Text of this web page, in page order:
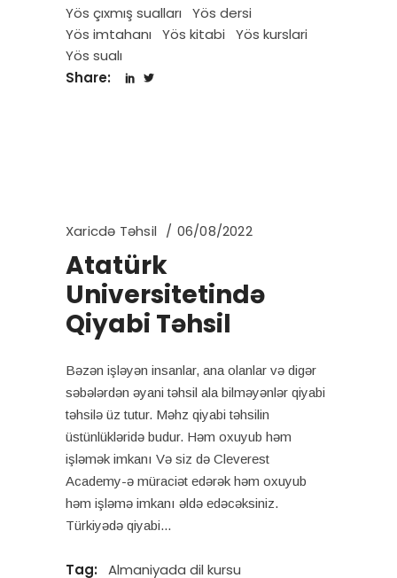
Yös çıxmış sualları
Yös dersi
Yös imtahanı
Yös kitabi
Yös kurslari
Yös sualı
Share:
Xaricdə Təhsil 06/08/2022
Atatürk
Universitetində
Qiyabi Təhsil
Bəzən işləyən insanlar, ana olanlar və digər
səbələrdən əyani təhsil ala bilməyənlər qiyabi
təhsilə üz tutur. Məhz qiyabi təhsilin
üstünlükləridə budur. Həm oxuyub həm
işləmək imkanı Və siz də Cleverest
Academy-ə müraciət edərək həm oxuyub
həm işləmə imkanı əldə edəcəksiniz.
Türkiyədə qiyabi
Tag:
Almaniyada dil kursu